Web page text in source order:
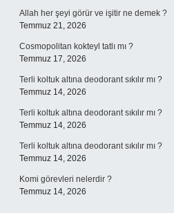
Allah her şeyi görür ve işitir ne demek ?
Temmuz 21, 2026
Cosmopolitan kokteyl tatlı mı ?
Temmuz 17, 2026
Terli koltuk altına deodorant sıkılır mı ?
Temmuz 14, 2026
Terli koltuk altına deodorant sıkılır mı ?
Temmuz 14, 2026
Terli koltuk altına deodorant sıkılır mı ?
Temmuz 14, 2026
Komi görevleri nelerdir ?
Temmuz 14, 2026